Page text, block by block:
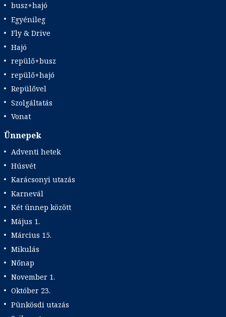
busz+hajó
Egyénileg
Fly & Drive
Hajó
repülő+busz
repülő+hajó
Repülővel
Szolgáltatás
Vonat
Ünnepek
Adventi hetek
Húsvét
Karácsonyi utazás
Karnevál
Két ünnep között
Május 1.
Március 15.
Mikulás
Nőnap
November 1.
Október 23.
Pünkösdi utazás